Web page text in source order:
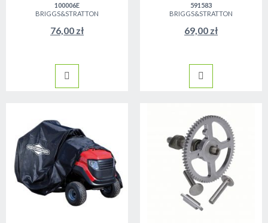
100006E
BRIGGS&STRATTON
76,00 zł
591583
BRIGGS&STRATTON
69,00 zł